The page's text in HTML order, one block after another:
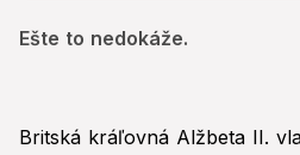
Ešte to nedokáže.
Britská kráľovná Alžbeta II.